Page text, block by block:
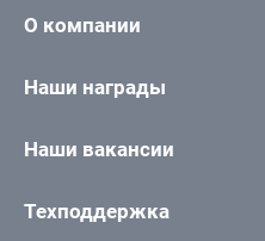
О компании
Наши награды
Наши вакансии
Техподдержка